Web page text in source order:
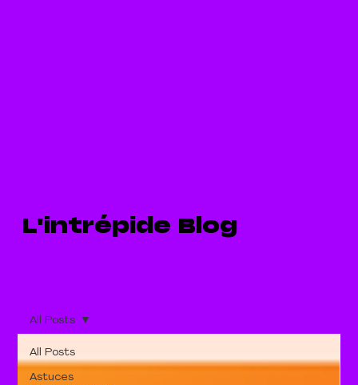
L'intrépide Blog
All Posts
Astuces
All Posts